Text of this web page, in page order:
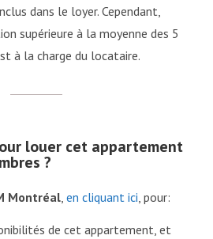
dans le loyer. Cependant,
supérieure à la moyenne des 5
à la charge du locataire.
louer cet appartement
?
Montréal,en cliquant ici, pour:
de cet appartement, et